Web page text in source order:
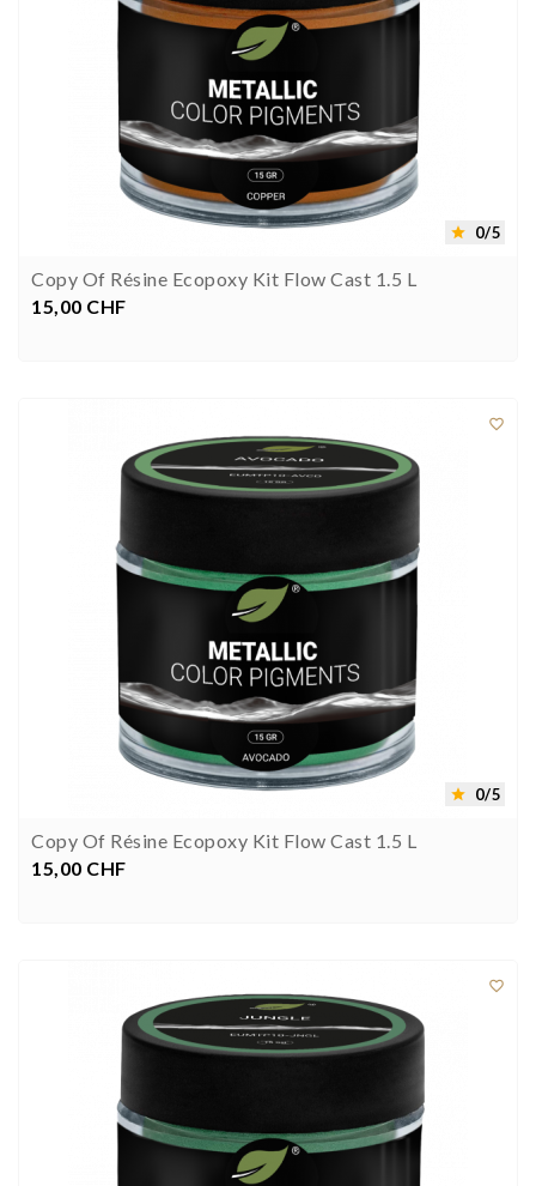
 0/5
Copy Of Résine Ecopoxy Kit Flow Cast 1.5 L
Preis
15,00 CHF

 0/5
Copy Of Résine Ecopoxy Kit Flow Cast 1.5 L
Preis
15,00 CHF
